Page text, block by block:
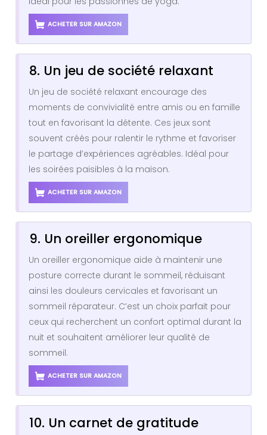
ACHETER SUR AMAZON
8. Un jeu de société relaxant
Un jeu de société relaxant encourage des
moments de convivialité entre amis ou en famille
tout en favorisant la détente. Ces jeux sont
souvent créés pour ralentir le rythme et favoriser
le partage d’expériences agréables. Idéal pour
les soirées paisibles à la maison.
ACHETER SUR AMAZON
9. Un oreiller ergonomique
Un oreiller ergonomique aide à maintenir une
posture correcte durant le sommeil, réduisant
ainsi les douleurs cervicales et favorisant un
sommeil réparateur. C’est un choix parfait pour
ceux qui recherchent un confort optimal durant la
nuit et souhaitent améliorer leur qualité de
sommeil.
ACHETER SUR AMAZON
10. Un carnet de gratitude